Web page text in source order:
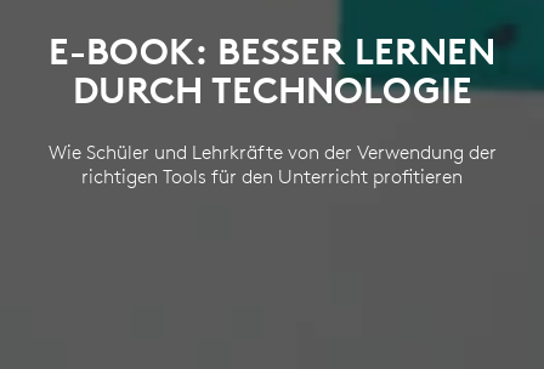
E-BOOK: BESSER LERNEN
DURCH TECHNOLOGIE
Wie Schüler und Lehrkräfte von der Verwendung der
richtigen Tools für den Unterricht profitieren